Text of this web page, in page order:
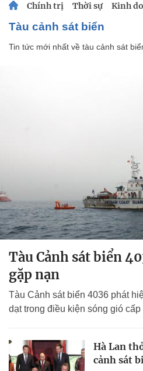
Chính trị Thời sự Kinh
tàu cảnh sát biển
Tin tức mới nhất về tàu cảnh sát
Tàu Cảnh sát biển
gặp nạn
Tàu Cảnh sát biển 4036 phát
dạt trong điều kiện sóng gió cấp
Hà Lan
cảnh sát